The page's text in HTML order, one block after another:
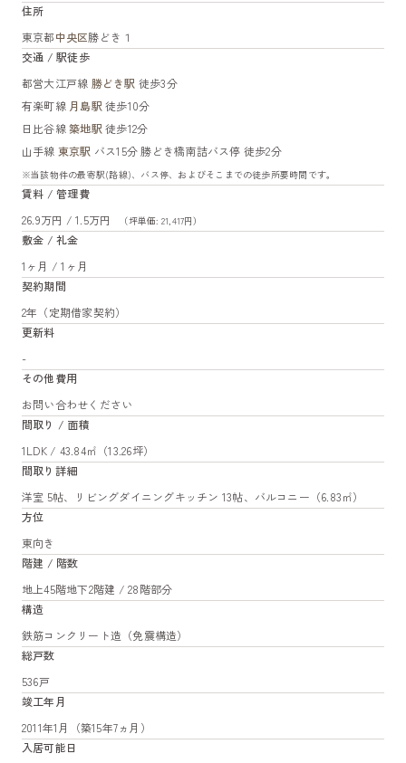
住所
東京都中央区勝どき１
交通 / 駅徒歩
都営大江戸線 勝どき駅 徒歩3分
有楽町線 月島駅 徒歩10分
日比谷線築地駅 徒歩12分
山手線 東京駅 バス15分 勝どき橋南詰バス停 徒歩2分
※当該物件の最寄駅(路線)、バス停、およびそこまでの徒歩所要時間です。
賃料 / 管理費
26.9万円 / 1.5万円
（坪単価: 21,417円）
敷金 / 礼金
1ヶ月 / 1ヶ月
契約期間
2年（定期借家契約）
更新料
-
その他費用
お問い合わせください
間取り / 面積
1LDK / 43.84㎡（13.26坪）
間取り詳細
洋室 5帖、リビングダイニングキッチン 13帖、バルコニー（6.83㎡）
方位
東向き
階建 / 階数
地上45階地下2階建 / 28階部分
構造
鉄筋コンクリート造（免震構造）
総戸数
536戸
竣工年月
2011年1月（築15年7ヵ月）
入居可能日